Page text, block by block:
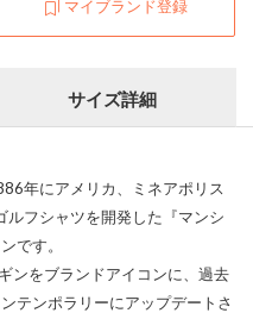
マイブランド登録
サイズ詳細
年にアメリカ、ミネアポリス
フシャツを開発した『マンシ
です。
ンをブランドアイコンに、過去
テンポラリーにアップデートさ